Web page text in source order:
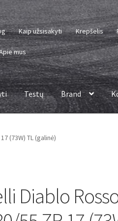
Kaip užsisakyti Krepšelis
mus
Testų Brand
(73W) TL (galinė)
Diablo